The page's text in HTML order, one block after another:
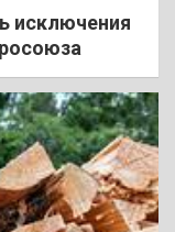
исключения